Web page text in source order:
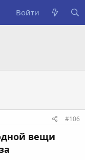
Войти
#106
вещи